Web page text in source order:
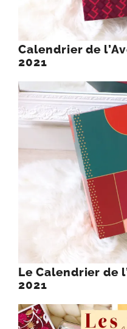
Calendrier de
2021
Le Calendrier de
2021